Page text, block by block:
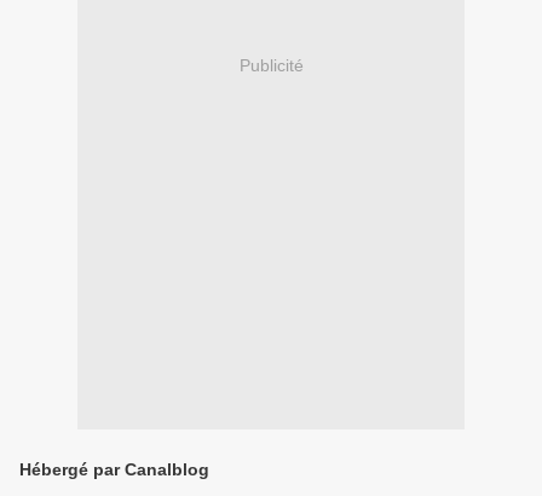
Publicité
Hébergé par Canalblog